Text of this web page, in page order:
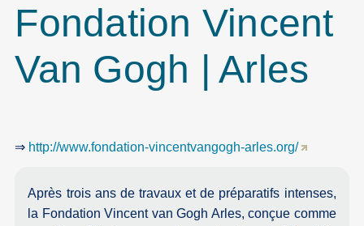
Fondation Vincent
Van Gogh | Arles
⇒ http://www.fondation-vincentvangogh-arles.org/
Après trois ans de travaux et de préparatifs intenses,
la Fondation Vincent van Gogh Arles, conçue comme